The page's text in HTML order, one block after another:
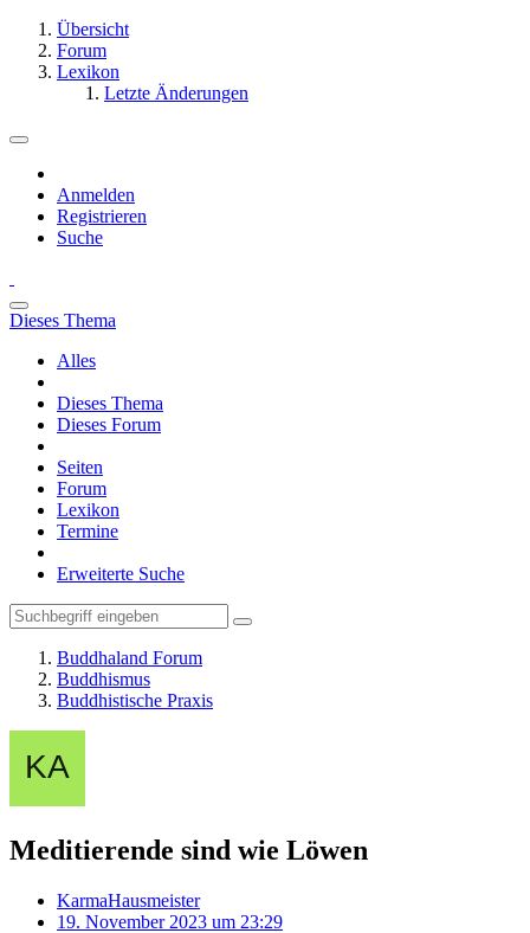
Übersicht
Forum
Lexikon
Letzte Änderungen
Anmelden
Registrieren
Suche
Dieses Thema
Alles
Dieses Thema
Dieses Forum
Seiten
Forum
Lexikon
Termine
Erweiterte Suche
Buddhaland Forum
Buddhismus
Buddhistische Praxis
Meditierende sind wie Löwen
KarmaHausmeister
19. November 2023 um 23:29